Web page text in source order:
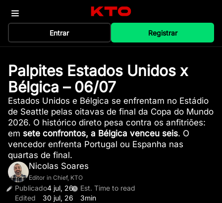
Entrar Registrar
Palpites Estados Unidos x
Bélgica – 06/07
Estados Unidos e Bélgica se enfrentam no Estádio
de Seattle pelas oitavas de final da Copa do Mundo
2026. O histórico direto pesa contra os anfitriões:
em sete confrontos, a Bélgica venceu seis. O
vencedor enfrenta Portugal ou Espanha nas
quartas de final.
Nicolas Soares
Editor in Chief, KTO
Publicado4 jul, 26
Edited
30 jul, 26
Est. Time to read
3min